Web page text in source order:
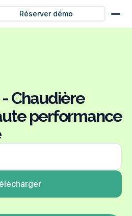
Réserver démo
- Chaudière
performance